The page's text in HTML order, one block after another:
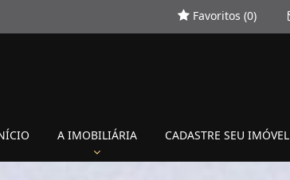
Favoritos (0)
A IMOBILIÁRIA CADASTRE SEU IMÓVEL